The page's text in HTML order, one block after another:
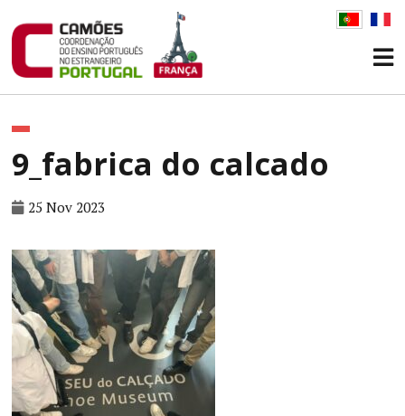
9_fabrica do calcado
25 Nov 2023